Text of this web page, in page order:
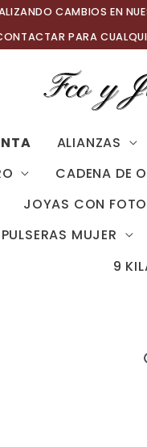
CAMBIOS EN
PARA
ALIANZAS
CADENA DE
JOYAS CON FOTO
PULSERAS MUJER
9